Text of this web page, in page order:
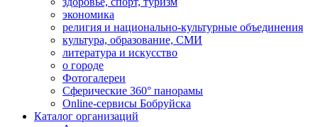
экономика
религия и национально-культурные объединения
культура, образование, СМИ
литература и искусство
о городе
Фотогалереи
Сферические 360° панорамы
Online-сервисы Бобруйска
Каталог организаций